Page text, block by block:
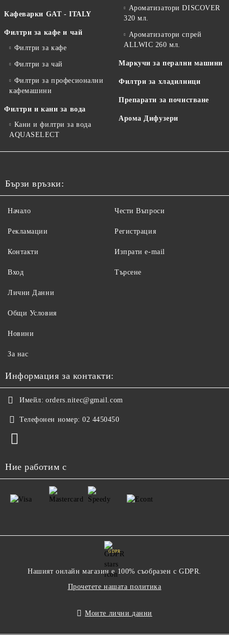
Кафеварки GAT - ITALY
Филтри за кафе и чай
Филтри за кафе
Филтри за чай
Филтри за професионални
кафемашини
Филтри и кани за вода
Кани и филтри за вода
AQUASELECT
Ароматизатори DISCOVER
320 мл.
Ароматизатори спрей
ALLWIC 260 мл.
Маркучи за перални машини
Филтри за хладилници
Препарати за почистване
Арома Дифузери
Бързи връзки:
Начало
Рекламации
Контакти
Вход
Чести Въпроси
Регистрация
Изпрати e-mail
Търсене
Лични Данни
Общи Условия
Новини
За нас
Информация за контакти:
Имейл: orders.nitec@gmail.com
Телефонен номер: 02 4450450
Ние работим с
GDPR
Нашият онлайн магазин е 100% съобразен с GDPR.
Прочетете нашата политика
Моите лични данни